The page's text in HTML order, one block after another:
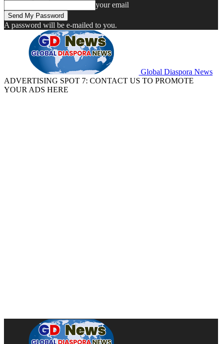
your email
A password will be e-mailed to you.
Global Diaspora News
ADVERTISING SPOT 7: CONTACT US TO PROMOTE
YOUR ADS HERE